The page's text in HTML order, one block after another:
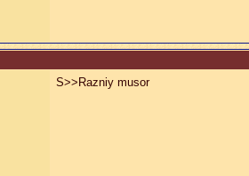
S>>Razniy musor